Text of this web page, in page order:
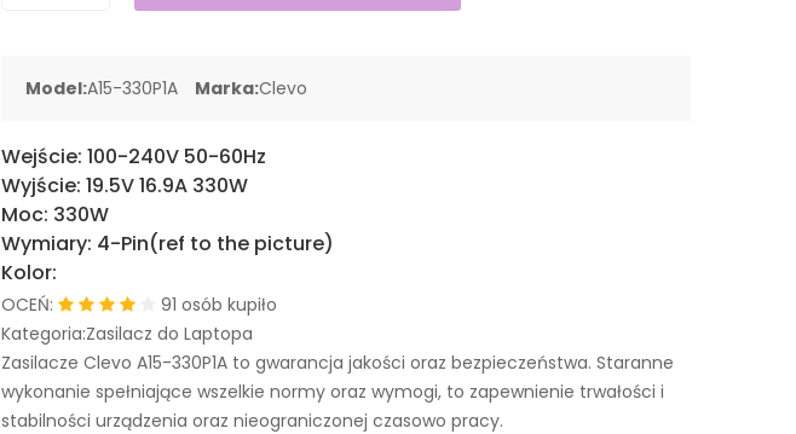
Model:A15-330P1A Marka:Clevo
Wejście: 100-240V 50-60Hz
Wyjście: 19.5V 16.9A 330W
Moc: 330W
Wymiary: 4-Pin(ref to the picture)
Kolor:
OCEŃ:
91 osób kupiło
Kategoria:Zasilacz do Laptopa
Zasilacze Clevo A15-330P1A to gwarancja jakości oraz bezpieczeństwa. Staranne
wykonanie spełniające wszelkie normy oraz wymogi, to zapewnienie trwałości i
stabilności urządzenia oraz nieograniczonej czasowo pracy.